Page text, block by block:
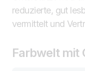
reduzierte, gut
vermittelt und
Farbwelt mit